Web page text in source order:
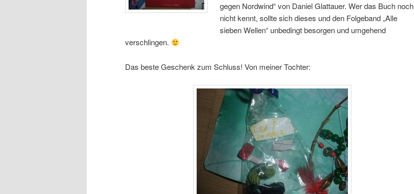
gegen Nordwind“ von Daniel Glattauer. Wer das Buch noch
nicht kennt, sollte sich dieses und den Folgeband „Alle
sieben Wellen“ unbedingt besorgen und umgehend
verschlingen.
Das beste Geschenk zum Schluss! Von meiner Tochter: